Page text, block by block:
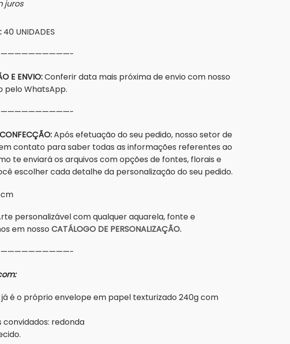
juros
40 UNIDADES
E ENVIO:Conferir data mais próxima de envio com nosso
pelo WhatsApp.
Após efetuação do seu pedido, nosso setor de
contato para saber todas as informações referentes ao
te enviará os arquivos com opções de fontes, florais e
escolher cada detalhe da personalização do seu pedido.
personalizável com qualquer aquarela, fonte e
em nossoCATÁLOGO DE PERSONALIZAÇÃO.
é o próprio envelope em papel texturizado 240g com
convidados: redonda